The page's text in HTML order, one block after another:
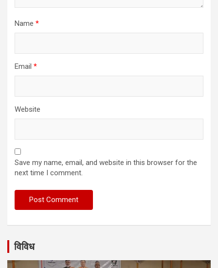
Name *
Email *
Website
Save my name, email, and website in this browser for the
next time I comment.
विविध